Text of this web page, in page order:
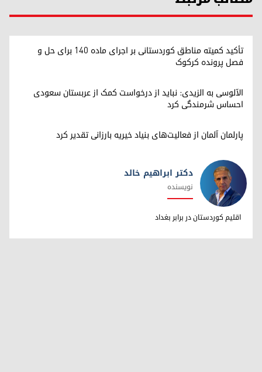
تأکید کمیته مناطق کوردستانی بر اجرای ماده ۱۴۰ برای حل و
فصل پرونده کرکوک
الآلوسی به الزیدی: نباید از درخواست کمک از عربستان سعودی
احساس شرمندگی کرد
پارلمان آلمان از فعالیت‌های بنیاد خیریه بارزانی تقدیر کرد
دکتر ابراهیم خالد
دکتر ابراهیم خالد
نویسنده
اقلیم کوردستان در برابر بغداد